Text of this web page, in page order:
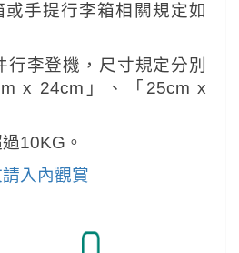
手提行李箱相關規定如
李登機，尺寸規定分別
x 24cm」、「25cm x
10KG。
入內觀賞